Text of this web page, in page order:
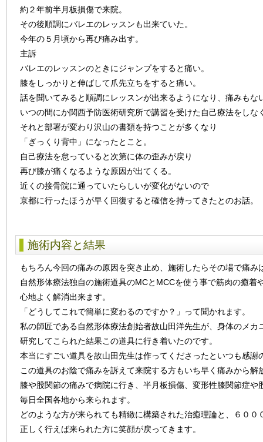
約２年前半月板損傷で来院。
その後順調にバレエのレッスンも出来ていた。
今年の５月頃から再び痛み出す。
主訴
バレエのレッスンのときにジャンプをすると痛い。
膝をしっかりと伸ばして爪先立ちをすると痛い。
話を聞いてみると順調にレッスンが出来るようになり、痛みもな
いつの間にか関西予防医術研究所で講習を受けた自己療法をしな
それと部署が変わり沢山の書類を持つことが多くなり
「ぎっくり背中」になったとこと。
自己療法を怠っていると次第に体の歪みが戻り
再び膝が痛くなるような原因が出てくる。
近くの接骨院に通っていたらしいが変化がないので
京都に行ったほうが早く回復すると確信を持ってきたとのお話。
施術内容と結果
もちろん今回の痛みの原因を突き止め、施術したらその場で痛み
自然形体療法独自の施術道具のMCとMCCを使う事で筋肉の癒着
心地よく解消出来ます。
「どうしてこれで簡単に変わるのですか？」って聞かれます。
私の師匠である自然形体療法創始者故山田洋先生が、身体のメカ
研究してこられた結果この道具に行き着いたのです。
本当にすごい道具を故山田先生は作ってくださったといつも感謝
この道具のお陰で痛みを訴えて来院する方もいち早く痛みから解
膝や股関節の痛みで病院に行き、半月板損傷、変形性膝関節症や
毎日全国各地から来られます。
どのような方が来られても精緻に構築された治癒理論と、６００
正しく行えば来られた方に笑顔が戻ってきます。